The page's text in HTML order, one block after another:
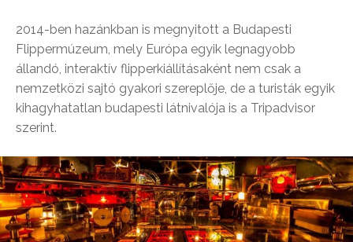
2014-ben hazánkban is megnyitott a Budapesti
Flippermúzeum, mely Európa egyik legnagyobb
állandó, interaktív flipperkiállításaként nem csak a
nemzetközi sajtó gyakori szereplője, de a turisták egyik
kihagyhatatlan budapesti látnivalója is a Tripadvisor
szerint.